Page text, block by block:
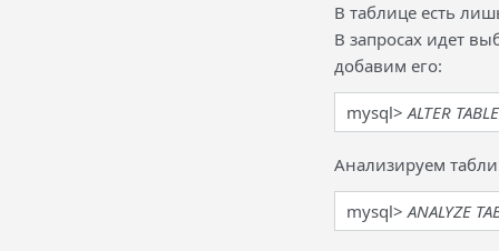
В таблице есть
В запросах идет
добавим его:
mysql>ALTER
Анализируем
mysql>ANALYZE